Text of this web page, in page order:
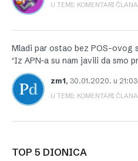
U TEMI: KOMENTARI
Mladi par ostao bez POS-ovog
‘Iz APN-a su nam javili da smo
zm1, 30.01.2020. u 21:03
U TEMI: KOMENTARI
TOP 5 DIONICA